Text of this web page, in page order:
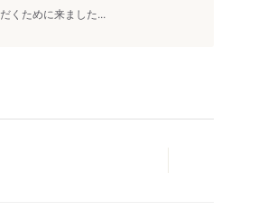
くために来ました...